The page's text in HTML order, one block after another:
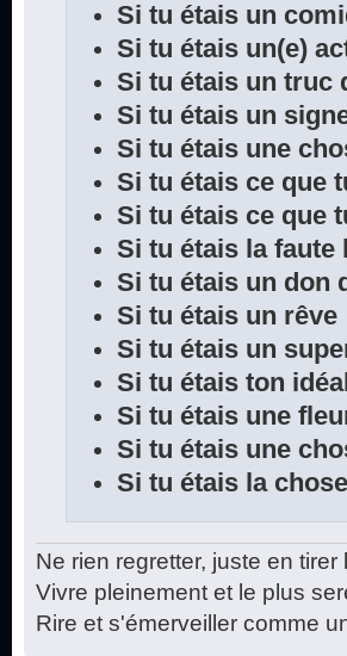
Si tu étais un
Si tu étais un(e)
Si tu étais un truc
Si tu étais un
Si tu étais une
Si tu étais ce que
Si tu étais ce que
Si tu étais la faute
Si tu étais un don
Si tu étais un rêve
Si tu étais un
Si tu étais ton
Si tu étais une
Si tu étais une
Si tu étais la
Ne rien regretter, juste en
Vivre pleinement et le plus
Rire et s'émerveiller comme